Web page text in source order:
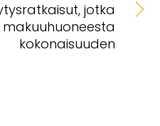
jotka
kokonaisuuden